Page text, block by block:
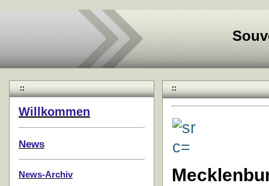
::
Willkommen
News
News-Archiv
::